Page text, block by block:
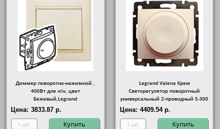
Диммер поворотно-нажимной ,
400Вт для л/н, цвет
Бежевый,Legrand
Цена: 3833.87 р.
Купить
Legrand Valena Крем
Светорегулятор поворотный
универсальный 2-проводный 5-300
Вт
Цена: 4409.54 р.
Купить